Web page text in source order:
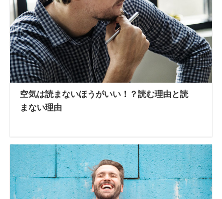
空気は読まないほうがいい！？読む理由と読
まない理由